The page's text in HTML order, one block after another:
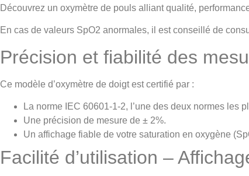
Découvrez un oxymètre de pouls alliant qualité,
En cas de valeurs SpO2 anormales, il est conseillé de
Précision et fiabilité des
Ce modèle d’oxymètre de doigt est certifié par :
La norme IEC 60601-1-2, l’une des deux normes les
Une précision de mesure de ± 2%.
Un affichage fiable de votre saturation en oxygène
Facilité d’utilisation –